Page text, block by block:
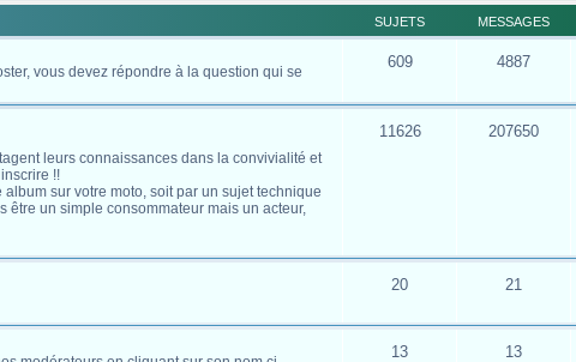
SUJETS MESSAGES
vous devez répondre à la question qui se
609 4887
leurs connaissances dans la convivialité et
!!
sur votre moto, soit par un sujet technique
un simple consommateur mais un acteur,
11626 207650
20 21
13 13